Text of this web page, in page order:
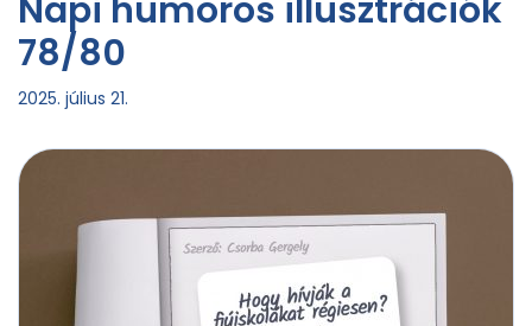
Napi humoros illusztrációk
78/80
2025. július 21.